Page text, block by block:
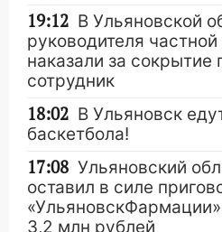
19:12 В Ульяновской
руководителя
наказали за сокрытие
сотрудник
18:02 В Ульяновск
баскетбола!
17:08 Ульяновский
оставил в силе
3,2 млн рублей